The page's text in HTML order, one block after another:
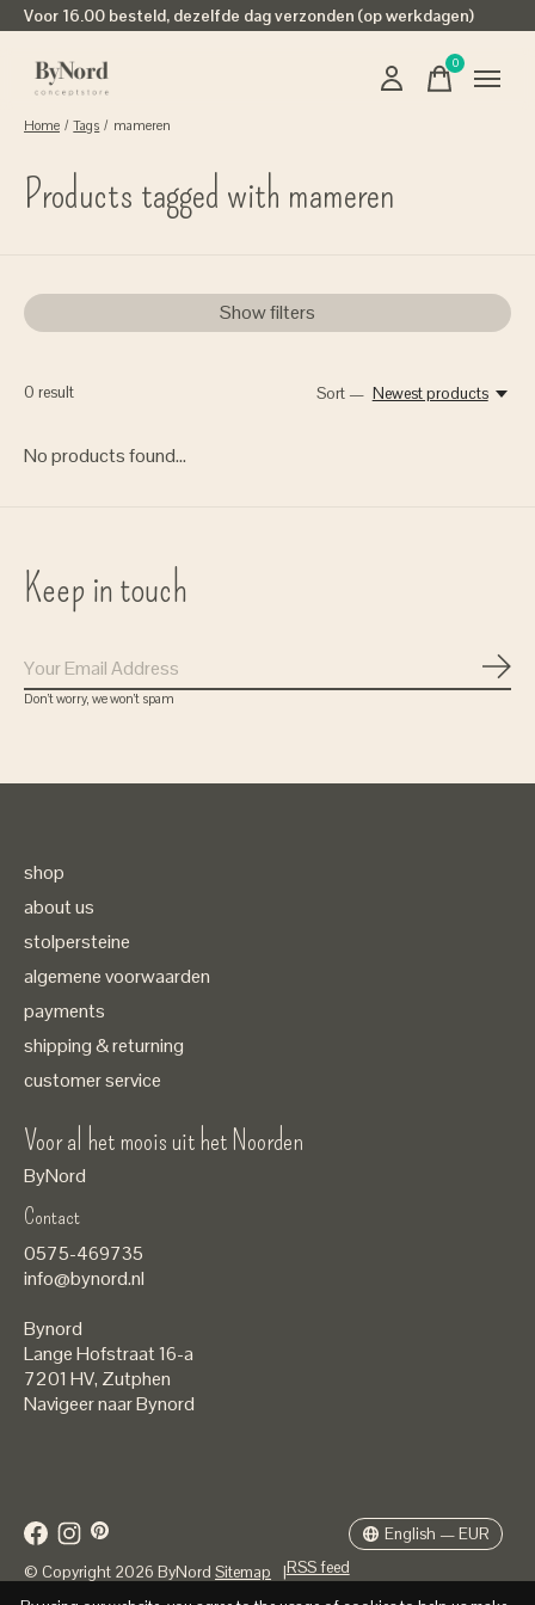
Voor 16.00 besteld, dezelfde dag verzonden (op werkdagen)
0items
Home / Tags / mameren
Products tagged with mameren
Show filters
0 result Sort — Newest products
No products found...
Keep in touch
Don’t worry, we won’t spam
shop
about us
stolpersteine
algemene voorwaarden
payments
shipping & returning
customer service
Voor al het moois uit het Noorden
ByNord
Contact
0575-469735
info@bynord.nl
Bynord
Lange Hofstraat 16-a
7201 HV, Zutphen
Navigeer naar Bynord
© Copyright 2026 ByNord Sitemap |RSS feed
English — EUR